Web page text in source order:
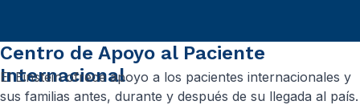
Centro de Apoyo al Paciente
Internacional
El Einstein ofrece apoyo a los pacientes internacionales y
sus familias antes, durante y después de su llegada al país.